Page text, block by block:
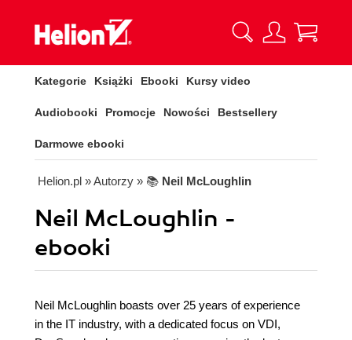
Kategorie Książki Ebooki Kursy video
Audiobooki Promocje Nowości Bestsellery
Darmowe ebooki
Helion.pl » Autorzy » 📚 Neil McLoughlin
Neil McLoughlin -
ebooki
Neil McLoughlin boasts over 25 years of experience
in the IT industry, with a dedicated focus on VDI,